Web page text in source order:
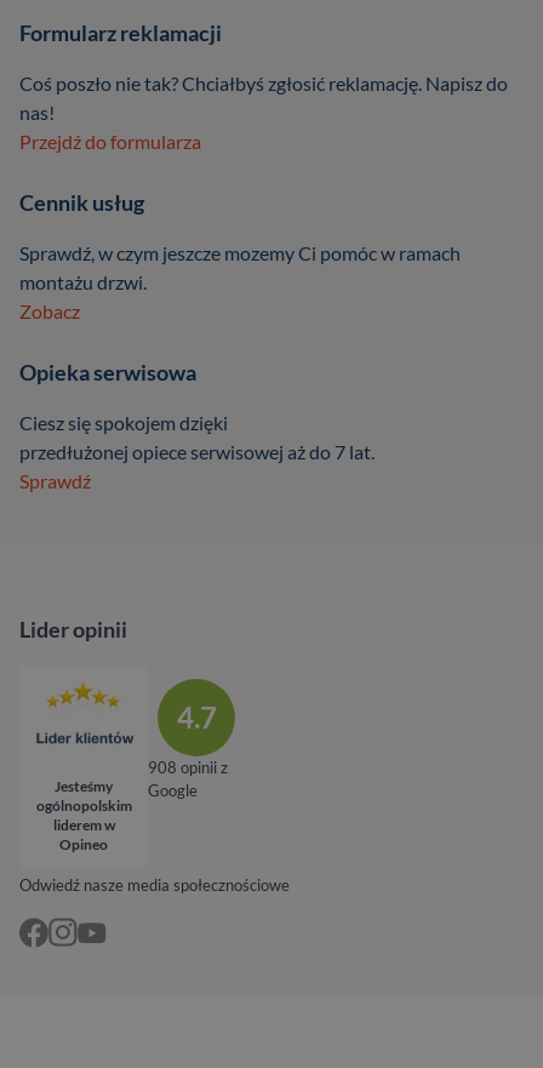
Formularz reklamacji
Coś poszło nie tak? Chciałbyś zgłosić reklamację. Napisz do
nas!
Przejdź do formularza
Cennik usług
Sprawdź, w czym jeszcze mozemy Ci pomóc w ramach
montażu drzwi.
Zobacz
Opieka serwisowa
Ciesz się spokojem dzięki
przedłużonej opiece serwisowej aż do 7 lat.
Sprawdź
Odwiedź nasze media społecznościowe
Lider opinii
Jesteśmy
ogólnopolskim
liderem w
Opineo
4.7
908 opinii z
Google